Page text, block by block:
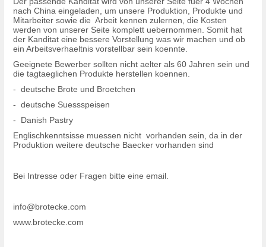
nach China eingeladen, um unsere Produktion, Produkte und
Mitarbeiter sowie die Arbeit kennen zulernen, die Kosten
werden von unserer Seite komplett uebernommen. Somit hat
der Kanditat eine bessere Vorstellung was wir machen und ob
ein Arbeitsverhaeltnis vorstellbar sein koennte.
Geeignete Bewerber sollten nicht aelter als 60 Jahren sein und
die tagtaeglichen Produkte herstellen koennen.
- deutsche Brote und Broetchen
- deutsche Suessspeisen
- Danish Pastry
Englischkenntsisse muessen nicht vorhanden sein, da in der
Produktion weitere deutsche Baecker vorhanden sind
Bei Intresse oder Fragen bitte eine email.
info@brotecke.com
www.brotecke.com